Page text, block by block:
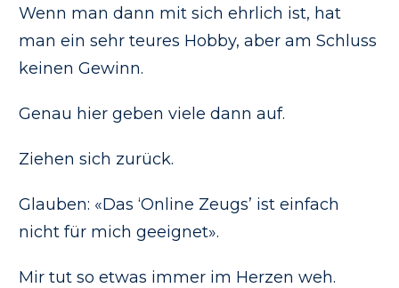
Wenn man dann mit sich ehrlich ist, hat
man ein sehr teures Hobby, aber am Schluss
keinen Gewinn.
Genau hier geben viele dann auf.
Ziehen sich zurück.
Glauben: «Das ‘Online Zeugs’ ist einfach
nicht für mich geeignet».
Mir tut so etwas immer im Herzen weh.